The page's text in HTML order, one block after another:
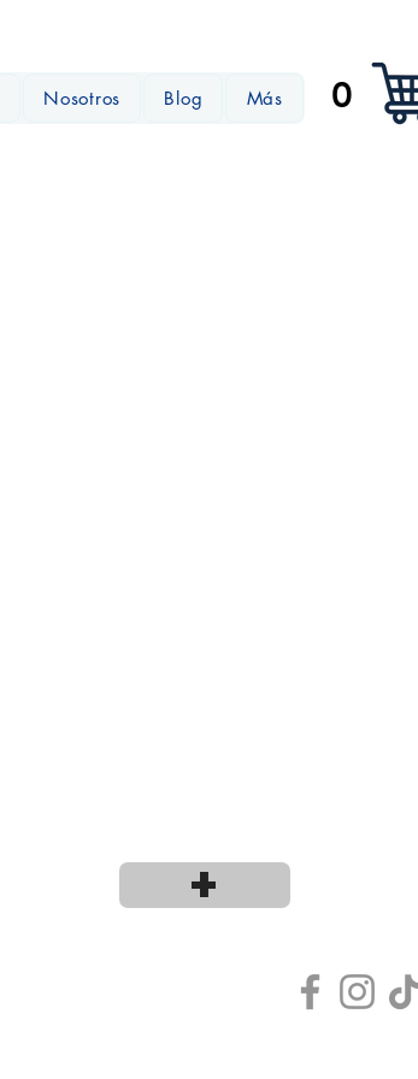
Nosotros Blog Más 0
+